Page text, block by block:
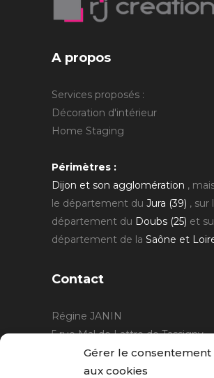
Gérer le consentement
aux cookies
A propos
Services proposés :
Décoration d'intérieur
Home Staging
Périmètres :
Dijon et son agglomération ,
le département du Jura (39) , sur
département du Doubs (25) et
département de la Saône et
Contact
Régine JANIN
5 rue Mal de Lattre de Tassigny
21220 Gevrey Chambertin
06 15 15 80 29